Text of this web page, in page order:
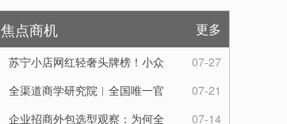
焦点商机 更多
苏宁小店网红轻奢头牌榜！小众
好物潮流爆款，解锁精致邻里生
活
07-27
全渠道商学研究院︱全国唯一官
方服务热线︱全国唯一指定官方
07-21
企业招商外包选型观察：为何全
07-14